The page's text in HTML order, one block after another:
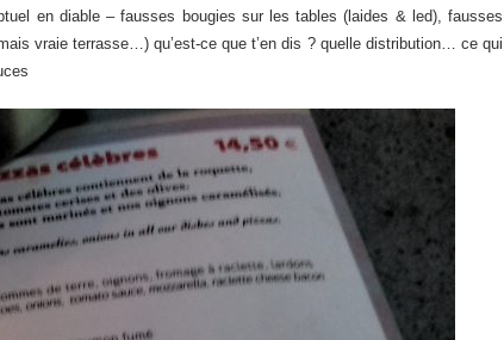
en diable – fausses bougies sur les tables (laides & led), fausses
vraie terrasse…) qu’est-ce que t’en dis ? quelle distribution… ce qui